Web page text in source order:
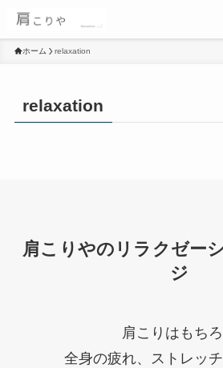
ホーム relaxation
relaxation
肩こりやのリラクゼー
ジ
肩こりはもち
全身の疲れ、ストレッ